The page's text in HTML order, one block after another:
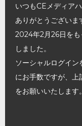
いつもCEメディア
ありがとうございま
2024年2月26日をも
しました。
ソーシャルログイ
にお手数ですが、
をお願いいたします。